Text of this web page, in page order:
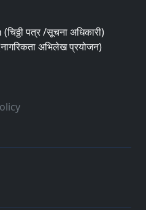
पत्र /सूचना अधिकारी)
अभिलेख प्रयोजन)